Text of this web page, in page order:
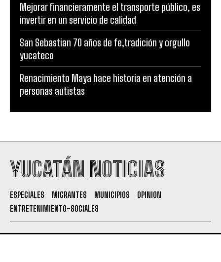
Mejorar financieramente el transporte público, es
invertir en un servicio de calidad
San Sebastian 70 años de fe,tradición y orgullo
yucateco
Renacimiento Maya hace historia en atención a
personas autistas
YUCATÁN NOTICIAS
ESPECIALES MIGRANTES MUNICIPIOS
OPINION
ENTRETENIMIENTO-SOCIALES